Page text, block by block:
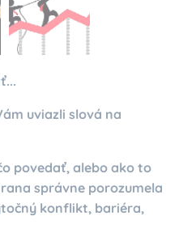
uviazli slová na
povedať, alebo ako to
správne porozumela
konflikt, bariéra,